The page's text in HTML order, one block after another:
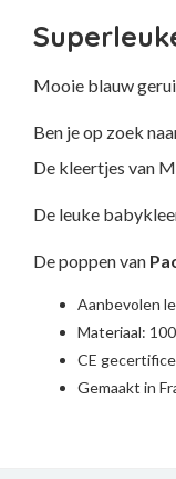
Mooie blauw
Ben je op zoek
De kleertjes van
De leuke
De poppen van
Aanbevolen
Materiaal:
CE
Gemaakt in